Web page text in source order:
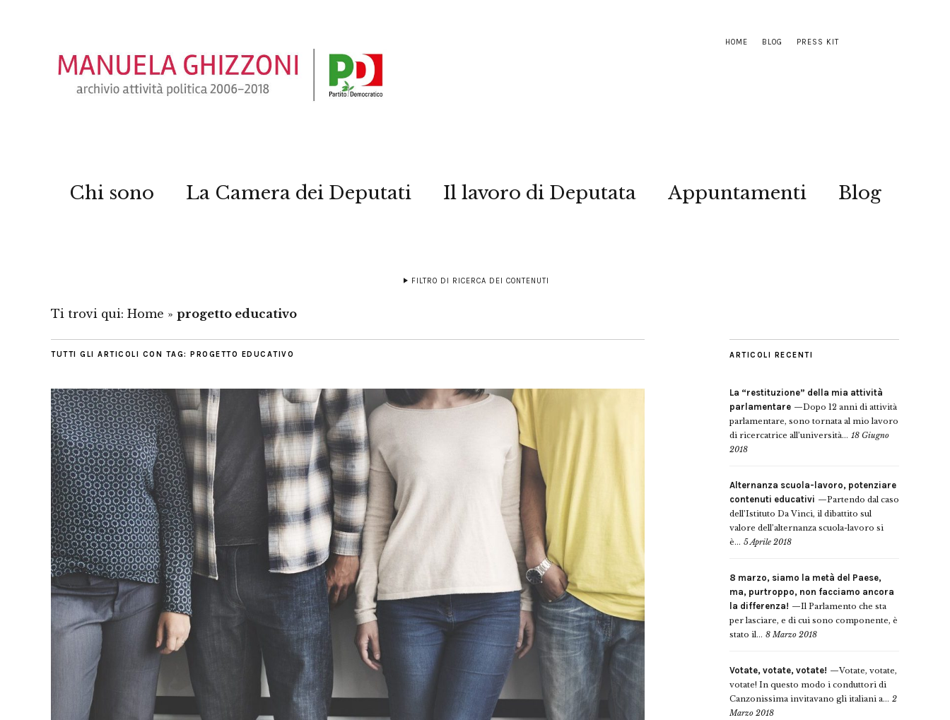
HOME BLOG PRESS KIT
Chi sono La Camera dei Deputati Il lavoro di Deputata Appuntamenti Blog
FILTRO DI RICERCA DEI CONTENUTI
Ti trovi qui: Home » progetto educativo
TUTTI GLI ARTICOLI CON TAG: PROGETTO EDUCATIVO ARTICOLI RECENTI
La “restituzione” della mia attività
parlamentare
Dopo 12 anni di attività
parlamentare, sono tornata al mio lavoro
di ricercatrice all’università... 18 Giugno
2018
Alternanza scuola-lavoro, potenziare
contenuti educativi
Partendo dal caso
dell’Istituto Da Vinci, il dibattito sul
valore dell’alternanza scuola-lavoro si
è... 5 Aprile 2018
8 marzo, siamo la metà del Paese,
ma, purtroppo, non facciamo ancora
la differenza!
Il Parlamento che sta
per lasciare, e di cui sono componente, è
stato il... 8 Marzo 2018
Votate, votate, votate!
Votate, votate,
votate! In questo modo i conduttori di
Canzonissima invitavano gli italiani a... 2
Marzo 2018